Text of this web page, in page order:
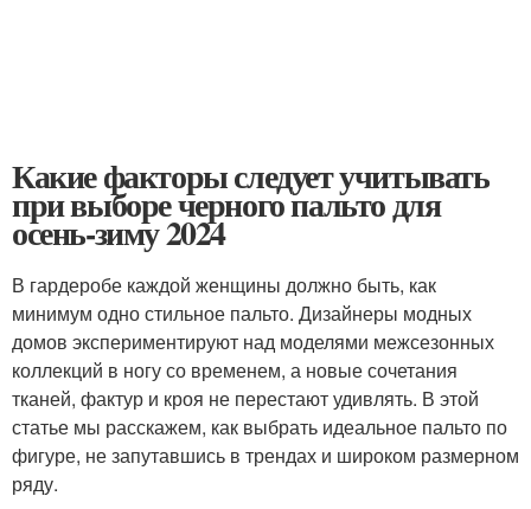
Какие факторы следует учитывать
при выборе черного пальто для
осень-зиму 2024
В гардеробе каждой женщины должно быть, как
минимум одно стильное пальто. Дизайнеры модных
домов экспериментируют над моделями межсезонных
коллекций в ногу со временем, а новые сочетания
тканей, фактур и кроя не перестают удивлять. В этой
статье мы расскажем, как выбрать идеальное пальто по
фигуре, не запутавшись в трендах и широком размерном
ряду.